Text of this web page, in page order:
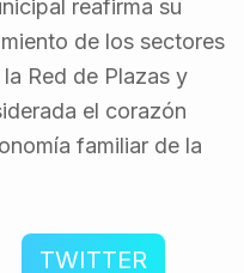
reafirma su
de los sectores
Red de Plazas y
el corazón
familiar de la
TWITTER